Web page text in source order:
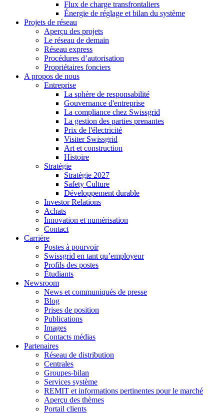
Flux de charge transfrontaliers
Énergie de réglage et bilan du système
Projets de réseau
Aperçu des projets
Le réseau de demain
Réseau express
Procédures d’autorisation
Propriétaires fonciers
A propos de nous
Entreprise
La sphère de responsabilité
Gouvernance d'entreprise
La compliance chez Swissgrid
La gestion des parties prenantes
Prix de l'électricité
Visiter Swissgrid
Art et construction
Histoire
Stratégie
Stratégie 2027
Safety Culture
Développement durable
Investor Relations
Achats
Innovation et numérisation
Contact
Carrière
Postes à pourvoir
Swissgrid en tant qu’employeur
Profils des postes
Étudiants
Newsroom
News et communiqués de presse
Blog
Prises de position
Publications
Images
Contacts médias
Partenaires
Réseau de distribution
Centrales
Groupes-bilan
Services système
REMIT et informations pertinentes pour le marché
Aperçu des thèmes
Portail clients